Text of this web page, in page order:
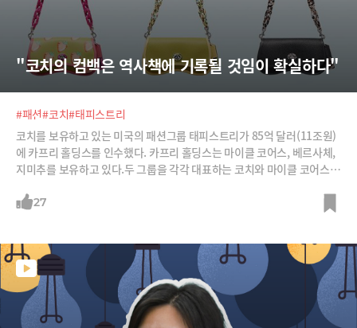
"코치의 컴백은 역사책에 기록될 것임이 확실하다"
#패션#코치#태피스트리
코치를 보유하고 있는 미국의 패션그룹 태피스트리가 85억 달러(11조원)
에 카프리 홀딩스를 인수했다. 카프리 홀딩스는 마이클 코어스, 베르사체,
지미추를 보유하고 있다.두 그룹을 각각 대표하는 코치와 마이클 코어스는
이다. 그러면서 비슷한 전철을 밟아왔다.① 한때는 명품 대접을 받다가 상
히려 명품 이미지에 타격을 받았다.③ 엄마들이 드는 중저가 가방이라는
인식 때문에 젊은 소비자들의 외면을 받았다.그런데 현재 두 브랜드의 상
황은 정반대다. 2023년 1분기 마이클 코어스의 매출은 전년 대비 10.9%
감소한 9억1000만달러인 반면 코치는 7% 증가한 11억4000만달러.특히
마이클 코어스는 여전히 외면받고 있지만 Y2K(2000년대) 유행을 등에 업
27